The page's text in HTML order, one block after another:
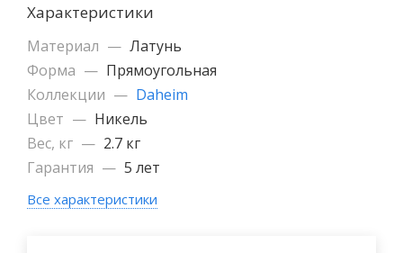
Характеристики
Материал — Латунь
Форма — Прямоугольная
Коллекции — Daheim
Цвет — Никель
Вес, кг — 2.7 кг
Гарантия — 5 лет
Все характеристики